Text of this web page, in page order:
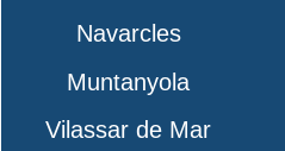
Navarcles
Muntanyola
Vilassar de Mar